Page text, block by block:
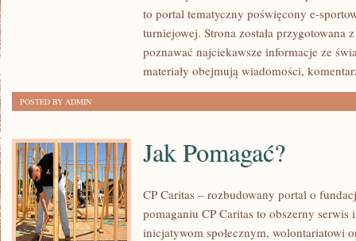
to portal tematyczny poświęcony e-
turniejowej. Strona została przygotowana
poznawać najciekawsze informacje ze
materiały obejmują wiadomości,
POSTED BY ADMIN
Jak Pomagać?
CP Caritas – rozbudowany portal o
pomaganiu CP Caritas to obszerny
inicjatywom społecznym, wolontariatowi